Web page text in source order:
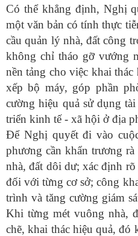
Có thể khẳng định, Nghị
một văn bản có tính thực
cầu quản lý nhà, đất công
không chỉ tháo gỡ vướng
nền tảng cho việc khai thác
xếp bộ máy, góp phần
cường hiệu quả sử dụng
triển kinh tế - xã hội ở địa
Để Nghị quyết đi vào
phương cần khẩn trương
nhà, đất dôi dư; xác định
đối với từng cơ sở; công
trình và tăng cường giám
Khi từng mét vuông nhà,
chẽ, khai thác hiệu quả, đó